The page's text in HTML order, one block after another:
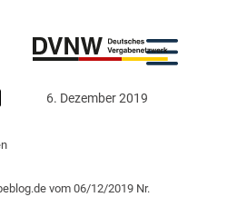
6. Dezember 2019
vom 06/12/2019 Nr.